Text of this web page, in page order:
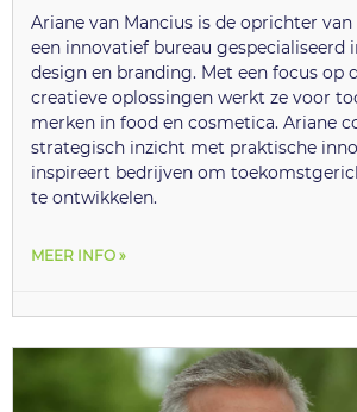
Ariane van Mancius is de oprichter van
een innovatief bureau gespecialiseerd
design en branding. Met een focus op
creatieve oplossingen werkt ze voor
merken in food en cosmetica. Ariane
strategisch inzicht met praktische
inspireert bedrijven om
te ontwikkelen.
MEER INFO »